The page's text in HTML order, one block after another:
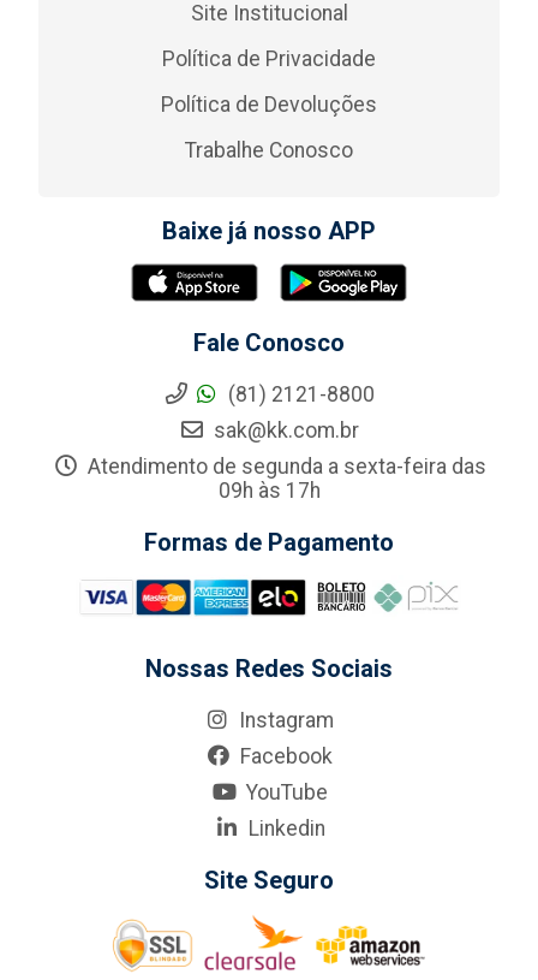
Site Institucional
Política de Privacidade
Política de Devoluções
Trabalhe Conosco
Baixe já nosso APP
Fale Conosco
(81) 2121-8800
sak@kk.com.br
Atendimento de segunda a sexta-feira das
09h às 17h
Formas de Pagamento
Nossas Redes Sociais
Instagram
Facebook
YouTube
Linkedin
Site Seguro